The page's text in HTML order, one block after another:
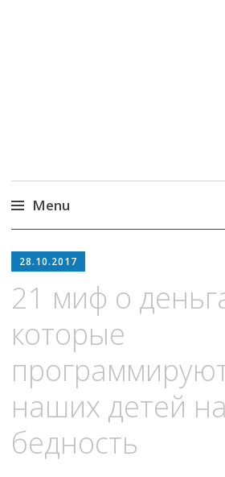
Menu
to
28.10.2017
21 миф о
которые
наших детей на
бедность